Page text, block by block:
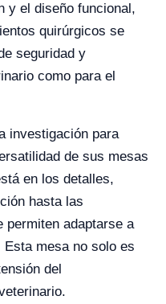
y el diseño funcional,
quirúrgicos se
seguridad y
como para el
investigación para
de sus mesas
en los detalles,
hasta las
permiten adaptarse a
mesa no solo es
del